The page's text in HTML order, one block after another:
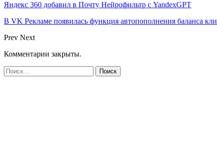
Яндекс 360 добавил в Почту Нейрофильтр с YandexGPT
В VK Рекламе появилась функция автопополнения баланса
Prev Next
Комментарии закрыты.